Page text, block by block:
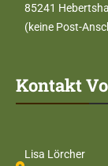
85241
(keine Post-
Kontakt
Lisa Lörcher